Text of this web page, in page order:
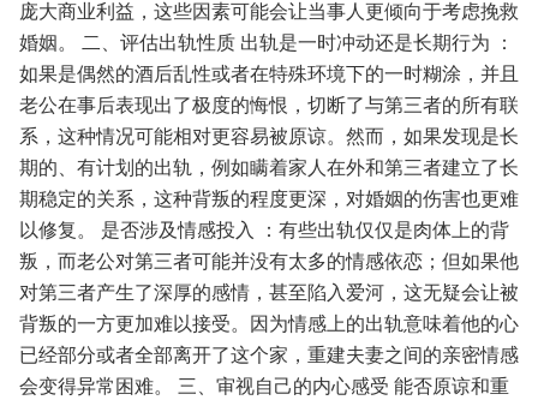
庞大商业利益，这些因素可能会让当事人更倾向于考虑挽救
婚姻。
二、评估出轨性质出轨是一时冲动还是长期行为 ：
如果是偶然的酒后乱性或者在特殊环境下的一时糊涂，并且
老公在事后表现出了极度的悔恨，切断了与第三者的所有联
系，这种情况可能相对更容易被原谅。然而，如果发现是长
期的、有计划的出轨，例如瞒着家人在外和第三者建立了长
期稳定的关系，这种背叛的程度更深，对婚姻的伤害也更难
以修复。
是否涉及情感投入
：有些出轨仅仅是肉体上的背
叛，而老公对第三者可能并没有太多的情感依恋；但如果他
对第三者产生了深厚的感情，甚至陷入爱河，这无疑会让被
背叛的一方更加难以接受。因为情感上的出轨意味着他的心
已经部分或者全部离开了这个家，重建夫妻之间的亲密情感
会变得异常困难。
三、审视自己的内心感受 能否原谅和重